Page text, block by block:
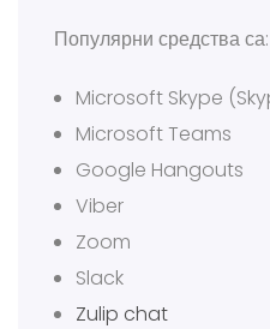
Популярни средства са:
Microsoft Skype
Microsoft Teams
Google Hangouts
Viber
Zoom
Slack
Zulip chat